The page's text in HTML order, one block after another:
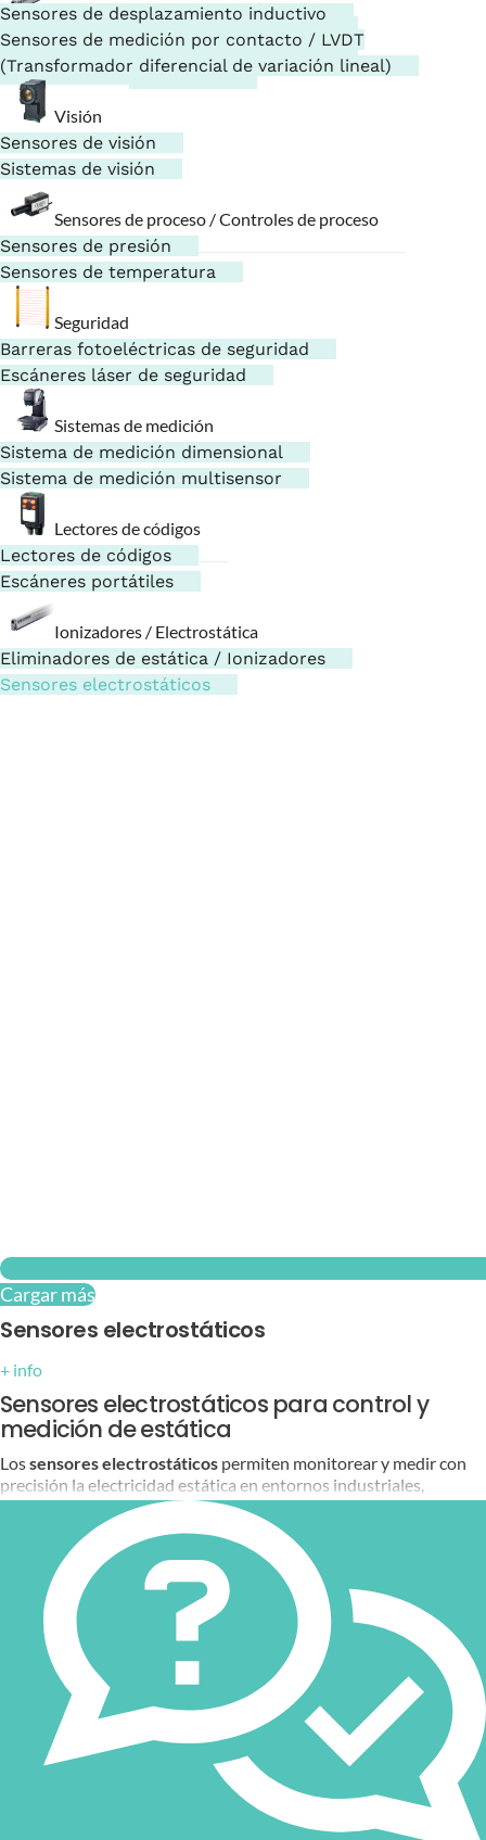
Ionizadores / Electrostática
Eliminadores de estática / Ionizadores
Sensores electrostáticos
Sensores de desplazamiento inductivo
Sensores de medición por contacto / LVDT
(Transformador diferencial de variación lineal)
Visión
Sensores de visión
Sistemas de visión
Sensores de proceso / Controles de proceso
Sensores de presión
Sensores de temperatura
Seguridad
Barreras fotoeléctricas de seguridad
Escáneres láser de seguridad
Sistemas de medición
Sistema de medición dimensional
Sistema de medición multisensor
Lectores de códigos
Lectores de códigos
Escáneres portátiles
Ionizadores / Electrostática
Eliminadores de estática / Ionizadores
Sensores electrostáticos
Cargar más
Sensores electrostáticos
+ info
Sensores electrostáticos para control y
medición de estática
Lossensores electrostáticos permiten monitorear y medir con
precisión la electricidad estática en entornos industriales,
ayudando a prevenir problemas que pueden afectar la calidad de
los productos y la seguridad de los equipos. En
ofrecemos soluciones avanzadas de medición electrostática de
Keyence
, diseñadas para detectar, analizar y resolver problemas
relacionados con la acumulación de estática en diversos procesos
industriales.
Características del medidor de estática SK
SK-H050
es un medidor manual de estática con un diseño
flexible y ergonómico, que ofrece mediciones precisas y fáciles de
interpretar gracias a sus múltiples funciones avanzadas.
Medición flexible y precisa
El cabezal sensor del SK-H050 tiene un giro de 180 grados, lo que
permite realizar mediciones en espacios estrechos o de difícil